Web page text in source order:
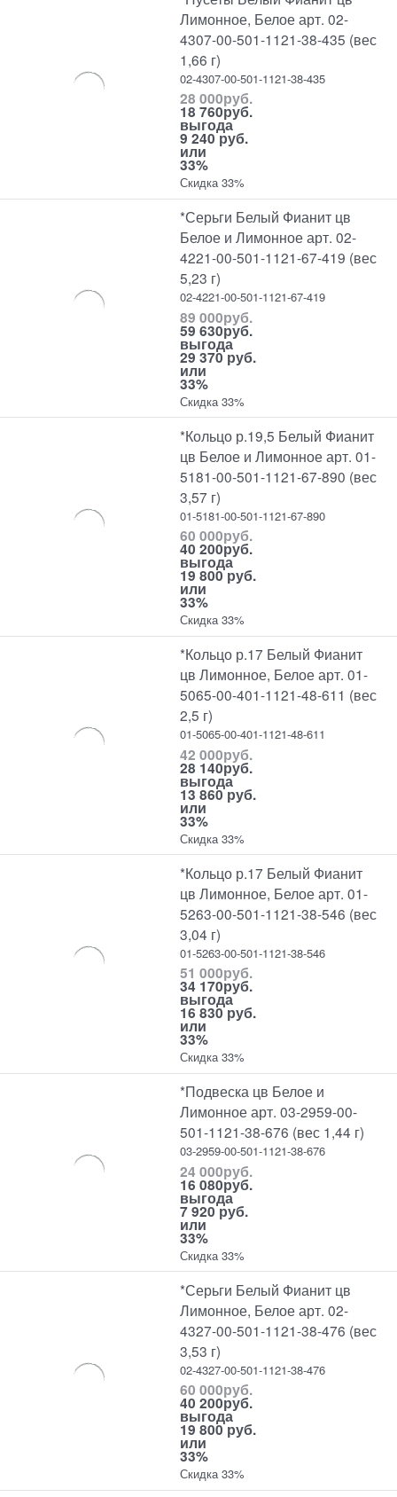
Лимонное, Белое арт. 02-
4307-00-501-1121-38-435 (вес
1,66 г)
02-4307-00-501-1121-38-435
28 000руб.
18 760руб.
выгода
9 240 руб.
или
33%
Скидка 33%
*Серьги Белый Фианит цв
Белое и Лимонное арт. 02-
4221-00-501-1121-67-419 (вес
5,23 г)
02-4221-00-501-1121-67-419
89 000руб.
59 630руб.
выгода
29 370 руб.
или
33%
Скидка 33%
*Кольцо р.19,5 Белый Фианит
цв Белое и Лимонное арт. 01-
5181-00-501-1121-67-890 (вес
3,57 г)
01-5181-00-501-1121-67-890
60 000руб.
40 200руб.
выгода
19 800 руб.
или
33%
Скидка 33%
*Кольцо р.17 Белый Фианит
цв Лимонное, Белое арт. 01-
5065-00-401-1121-48-611 (вес
2,5 г)
01-5065-00-401-1121-48-611
42 000руб.
28 140руб.
выгода
13 860 руб.
или
33%
Скидка 33%
*Кольцо р.17 Белый Фианит
цв Лимонное, Белое арт. 01-
5263-00-501-1121-38-546 (вес
3,04 г)
01-5263-00-501-1121-38-546
51 000руб.
34 170руб.
выгода
16 830 руб.
или
33%
Скидка 33%
*Подвеска цв Белое и
Лимонное арт. 03-2959-00-
501-1121-38-676 (вес 1,44 г)
03-2959-00-501-1121-38-676
24 000руб.
16 080руб.
выгода
7 920 руб.
или
33%
Скидка 33%
*Серьги Белый Фианит цв
Лимонное, Белое арт. 02-
4327-00-501-1121-38-476 (вес
3,53 г)
02-4327-00-501-1121-38-476
60 000руб.
40 200руб.
выгода
19 800 руб.
или
33%
Скидка 33%